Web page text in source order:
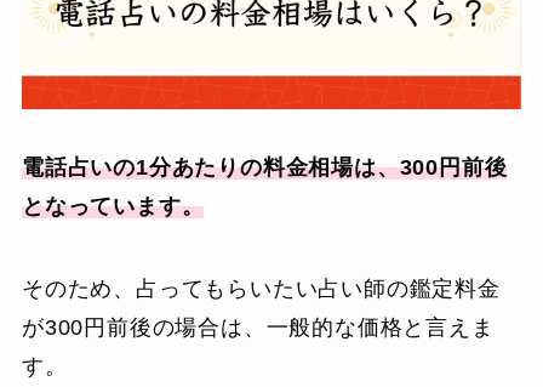
電話占いの1分あたりの料金相場は、300円前後
となっています。
そのため、占ってもらいたい占い師の鑑定料金
が300円前後の場合は、一般的な価格と言えま
す。